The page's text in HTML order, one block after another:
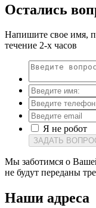
Остались
Напишите свое имя,
течение 2-х часов
Я не робот
ЗАДАТЬ
Мы заботимся о
не будут переданы
Наши адреса